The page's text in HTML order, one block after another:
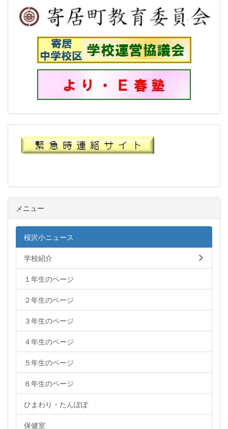
メニュー
桜沢小ニュース
学校紹介
１年生のページ
２年生のページ
３年生のページ
４年生のページ
５年生のページ
６年生のページ
ひまわり・たんぽぽ
保健室